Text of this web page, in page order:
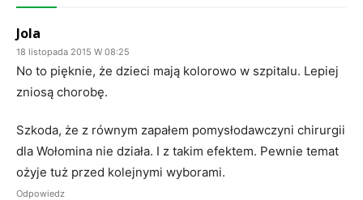
Jola
18 listopada 2015 W 08:25
No to pięknie, że dzieci mają kolorowo w szpitalu. Lepiej
zniosą chorobę.
Szkoda, że z równym zapałem pomysłodawczyni chirurgii
dla Wołomina nie działa. I z takim efektem. Pewnie temat
ożyje tuż przed kolejnymi wyborami.
Odpowiedz